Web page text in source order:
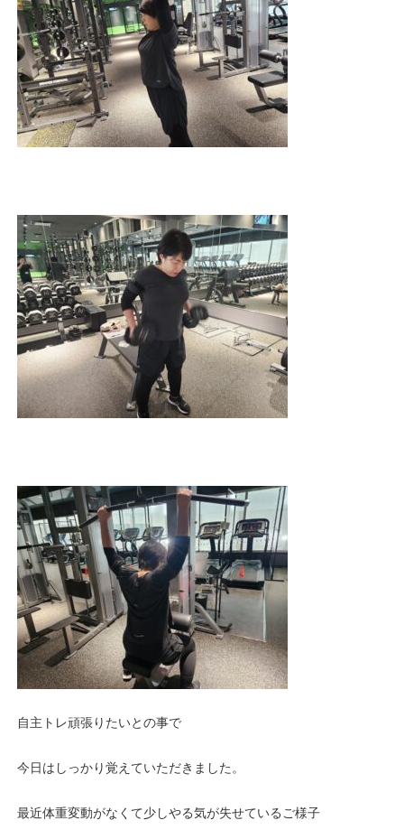
自主トレ頑張りたいとの事で
今日はしっかり覚えていただきました。
最近体重変動がなくて少しやる気が失せているご様子